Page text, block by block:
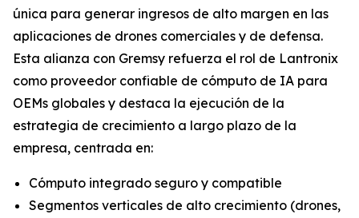
única para generar ingresos de alto margen en las
aplicaciones de drones comerciales y de defensa.
Esta alianza con Gremsy refuerza el rol de Lantronix
como proveedor confiable de cómputo de IA para
OEMs globales y destaca la ejecución de la
estrategia de crecimiento a largo plazo de la
empresa, centrada en:
Cómputo integrado seguro y compatible
Segmentos verticales de alto crecimiento (drones,